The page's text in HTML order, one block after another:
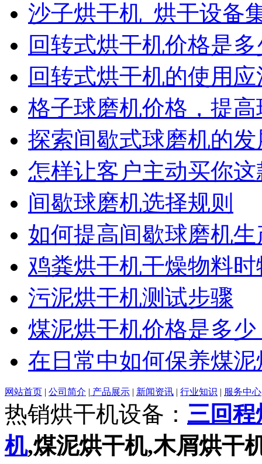
沙子烘干机_烘干设备
回转式烘干机价格是
回转式烘干机的使用
格子球磨机价格，提
探索间歇式球磨机的
怎样让客户主动买你
间歇球磨机选择规则
如何提高间歇球磨机
鸡粪烘干机干燥物料
污泥烘干机测试步骤
煤泥烘干机价格是多
在日常中如何保养煤
网站首页 | 公司简介 | 产品展示 | 新闻资讯 | 行业知识 | 服务中心
热销烘干机设备： 三回
机,煤泥烘干机,木屑烘干